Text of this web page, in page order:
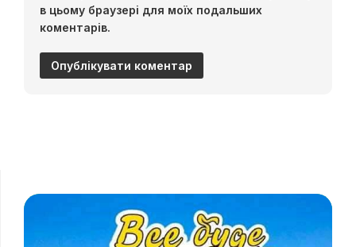
в цьому браузері для моїх подальших
коментарів.